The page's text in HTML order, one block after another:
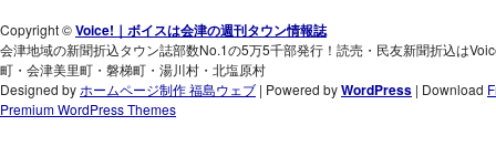
Copyright ©Voice!｜ボイスは会津の週刊タウン情報誌
会津地域の新聞折込タウン誌部数No.1の5万5千部発行！読売・民友新聞折込は
町・会津美里町・磐梯町・湯川村・北塩原村
Designed by ホームページ制作 福島ウェブ | Powered byWordPress | Download
Premium WordPress Themes